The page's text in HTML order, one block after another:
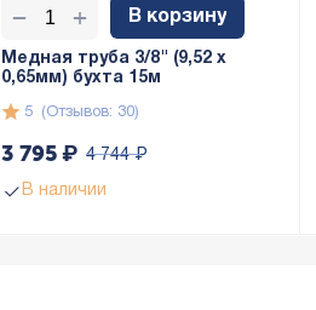
Медная труба 3/8" (9,52 x
0,65мм) бухта 15м
(Отзывов: 30)
5
В наличии
4 744 ₽
3 795₽
В корзину
+
−